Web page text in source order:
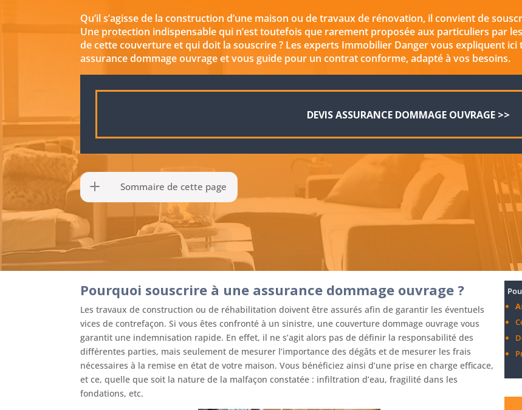
Qu’il s’agisse de la construction d’une maison ou de travaux de rénovation, il convient de
Une protection indispensable qui n’est toutefois que rarement proposée aux particuliers par
de cette couverture et qui doit la souscrire ? Les experts Immobilier Danger vous expliquent
assurance dommage ouvrage et vous guide pour un contrat conforme, adapté à vos besoins.
DEVIS ASSURANCE DOMMAGE OUVRAGE >>
Sommaire de cette page
Pourquoi souscrire à une assurance dommage ouvrage ?
Les travaux de construction ou de réhabilitation doivent être assurés afin de garantir les éventuels
vices de contrefaçon. Si vous êtes confronté à un sinistre, une couverture dommage ouvrage vous
garantit une indemnisation rapide. En effet, il ne s’agit alors pas de définir la responsabilité des
différentes parties, mais seulement de mesurer l’importance des dégâts et de mesurer les frais
nécessaires à la remise en état de votre maison. Vous bénéficiez ainsi d’une prise en charge efficace,
et ce, quelle que soit la nature de la malfaçon constatée : infiltration d’eau, fragilité dans les
fondations, etc.